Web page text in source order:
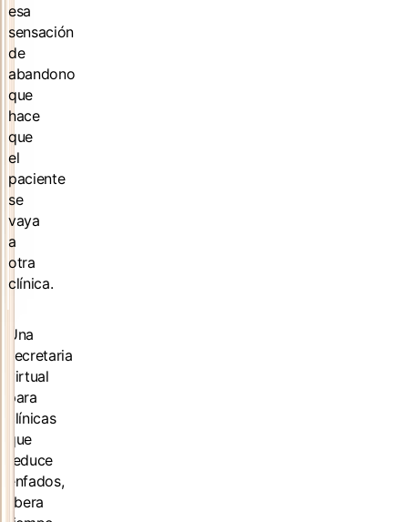
esa
sensación
de
abandono
que
hace
que
el
paciente
se
vaya
a
otra
clínica.
Una
secretaria
virtual
para
clínicas
que
reduce
enfados,
libera